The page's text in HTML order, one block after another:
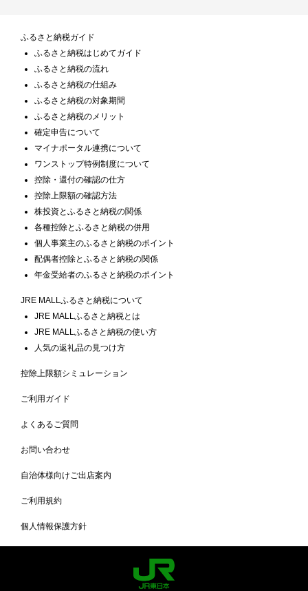
ふるさと納税ガイド
ふるさと納税はじめてガイド
ふるさと納税の流れ
ふるさと納税の仕組み
ふるさと納税の対象期間
ふるさと納税のメリット
確定申告について
マイナポータル連携について
ワンストップ特例制度について
控除・還付の確認の仕方
控除上限額の確認方法
株投資とふるさと納税の関係
各種控除とふるさと納税の併用
個人事業主のふるさと納税のポイント
配偶者控除とふるさと納税の関係
年金受給者のふるさと納税のポイント
JRE MALLふるさと納税について
JRE MALLふるさと納税とは
JRE MALLふるさと納税の使い方
人気の返礼品の見つけ方
控除上限額シミュレーション
ご利用ガイド
よくあるご質問
お問い合わせ
自治体様向けご出店案内
ご利用規約
個人情報保護方針